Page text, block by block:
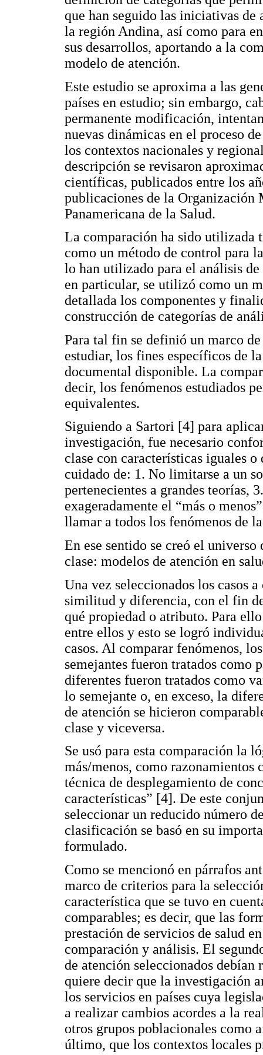
que han seguido las iniciativas de
la región Andina, así como para
sus desarrollos, aportando a la
modelo de atención.
Este estudio se aproxima a las
países en estudio; sin embargo,
permanente modificación,
nuevas dinámicas en el proceso
los contextos nacionales y
descripción se revisaron
científicas, publicados entre los
publicaciones de la
Panamericana de la Salud.
La comparación ha sido utilizada
como un método de control para
lo han utilizado para el análisis de
en particular, se utilizó como un
detallada los componentes y
construcción de categorías de
Para tal fin se definió un marco
estudiar, los fines específicos de
documental disponible. La
decir, los fenómenos estudiados
equivalentes.
Siguiendo a Sartori [4] para
investigación, fue necesario
clase con características iguales
cuidado de: 1. No limitarse a un
pertenecientes a grandes teorías,
exageradamente el “más o
llamar a todos los fenómenos de
En ese sentido se creó el
clase: modelos de atención en
Una vez seleccionados los casos
similitud y diferencia, con el fin
qué propiedad o atributo. Para
entre ellos y esto se logró
casos. Al comparar fenómenos,
semejantes fueron tratados como
diferentes fueron tratados como
lo semejante o, en exceso, la
de atención se hicieron
clase y viceversa.
Se usó para esta comparación la
más/menos, como razonamientos
técnica de desplegamiento de
características” [4]. De este
seleccionar un reducido número
clasificación se basó en su
formulado.
Como se mencionó en párrafos
marco de criterios para la
característica que se tuvo en
comparables; es decir, que las
prestación de servicios de salud
comparación y análisis. El
de atención seleccionados
quiere decir que la investigación
los servicios en países cuya
a realizar cambios acordes a la
otros grupos poblacionales como
último, que los contextos locales